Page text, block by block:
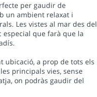
per gaudir de
un ambient relaxat i
Les vistes al mar des del
especial que farà que la
ubicació, a prop de tots els
principals vies, sense
on podràs gaudir del